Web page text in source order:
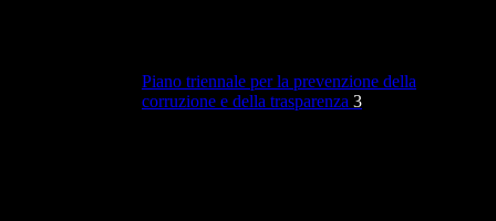
Piano triennale per la prevenzione della
corruzione e della trasparenza 3